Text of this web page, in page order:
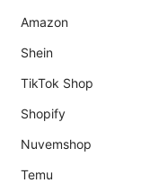
Amazon
Shein
TikTok Shop
Shopify
Nuvemshop
Temu